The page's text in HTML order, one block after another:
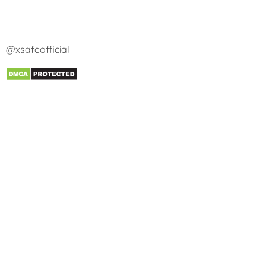
@xsafeofficial